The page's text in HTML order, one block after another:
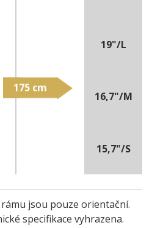
19"/L
16,7"/M
15,7"/S
jsou pouze orientační.
specifikace vyhrazena.